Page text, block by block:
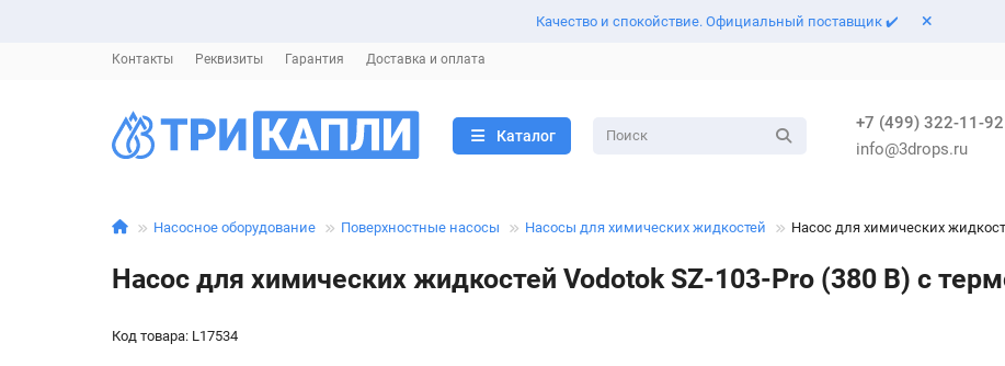
Качество и спокойствие. Официальный поставщик ✔️
Контакты Реквизиты Гарантия Доставка и оплата
Каталог
+7 (499) 322-11-92
info@3drops.ru
Насосное оборудование Поверхностные насосы Насосы для химических жидкостей Насос для химических
Насос для химических жидкостей Vodotok SZ-103-Pro (380 В) с
Код товара: L17534